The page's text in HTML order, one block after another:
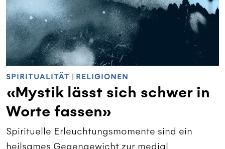
SPIRITUALITÄT | RELIGIONEN
«Mystik lässt sich schwer in
Worte fassen»
Spirituelle Erleuchtungsmomente sind ein
heilsames Gegengewicht zur medial